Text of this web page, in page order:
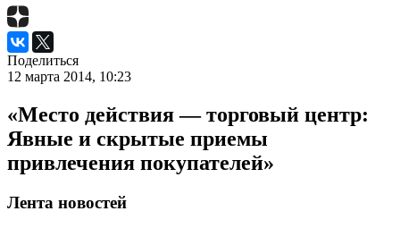
Поделиться
12 марта 2014, 10:23
«Место действия — торговый центр:
Явные и скрытые приемы
привлечения покупателей»
Лента новостей